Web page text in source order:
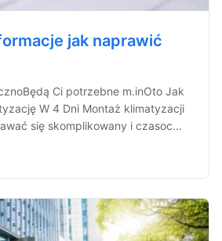
jak naprawić
Ci potrzebne m.inOto Jak
W 4 Dni Montaż klimatyzacji
się skomplikowany i czasoc...